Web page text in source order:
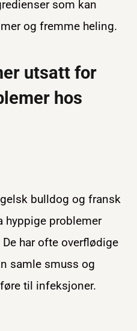
som kan
og fremme heling.
utsatt for
hos
bulldog og fransk
hyppige problemer
har ofte overflødige
samle smuss og
til infeksjoner.